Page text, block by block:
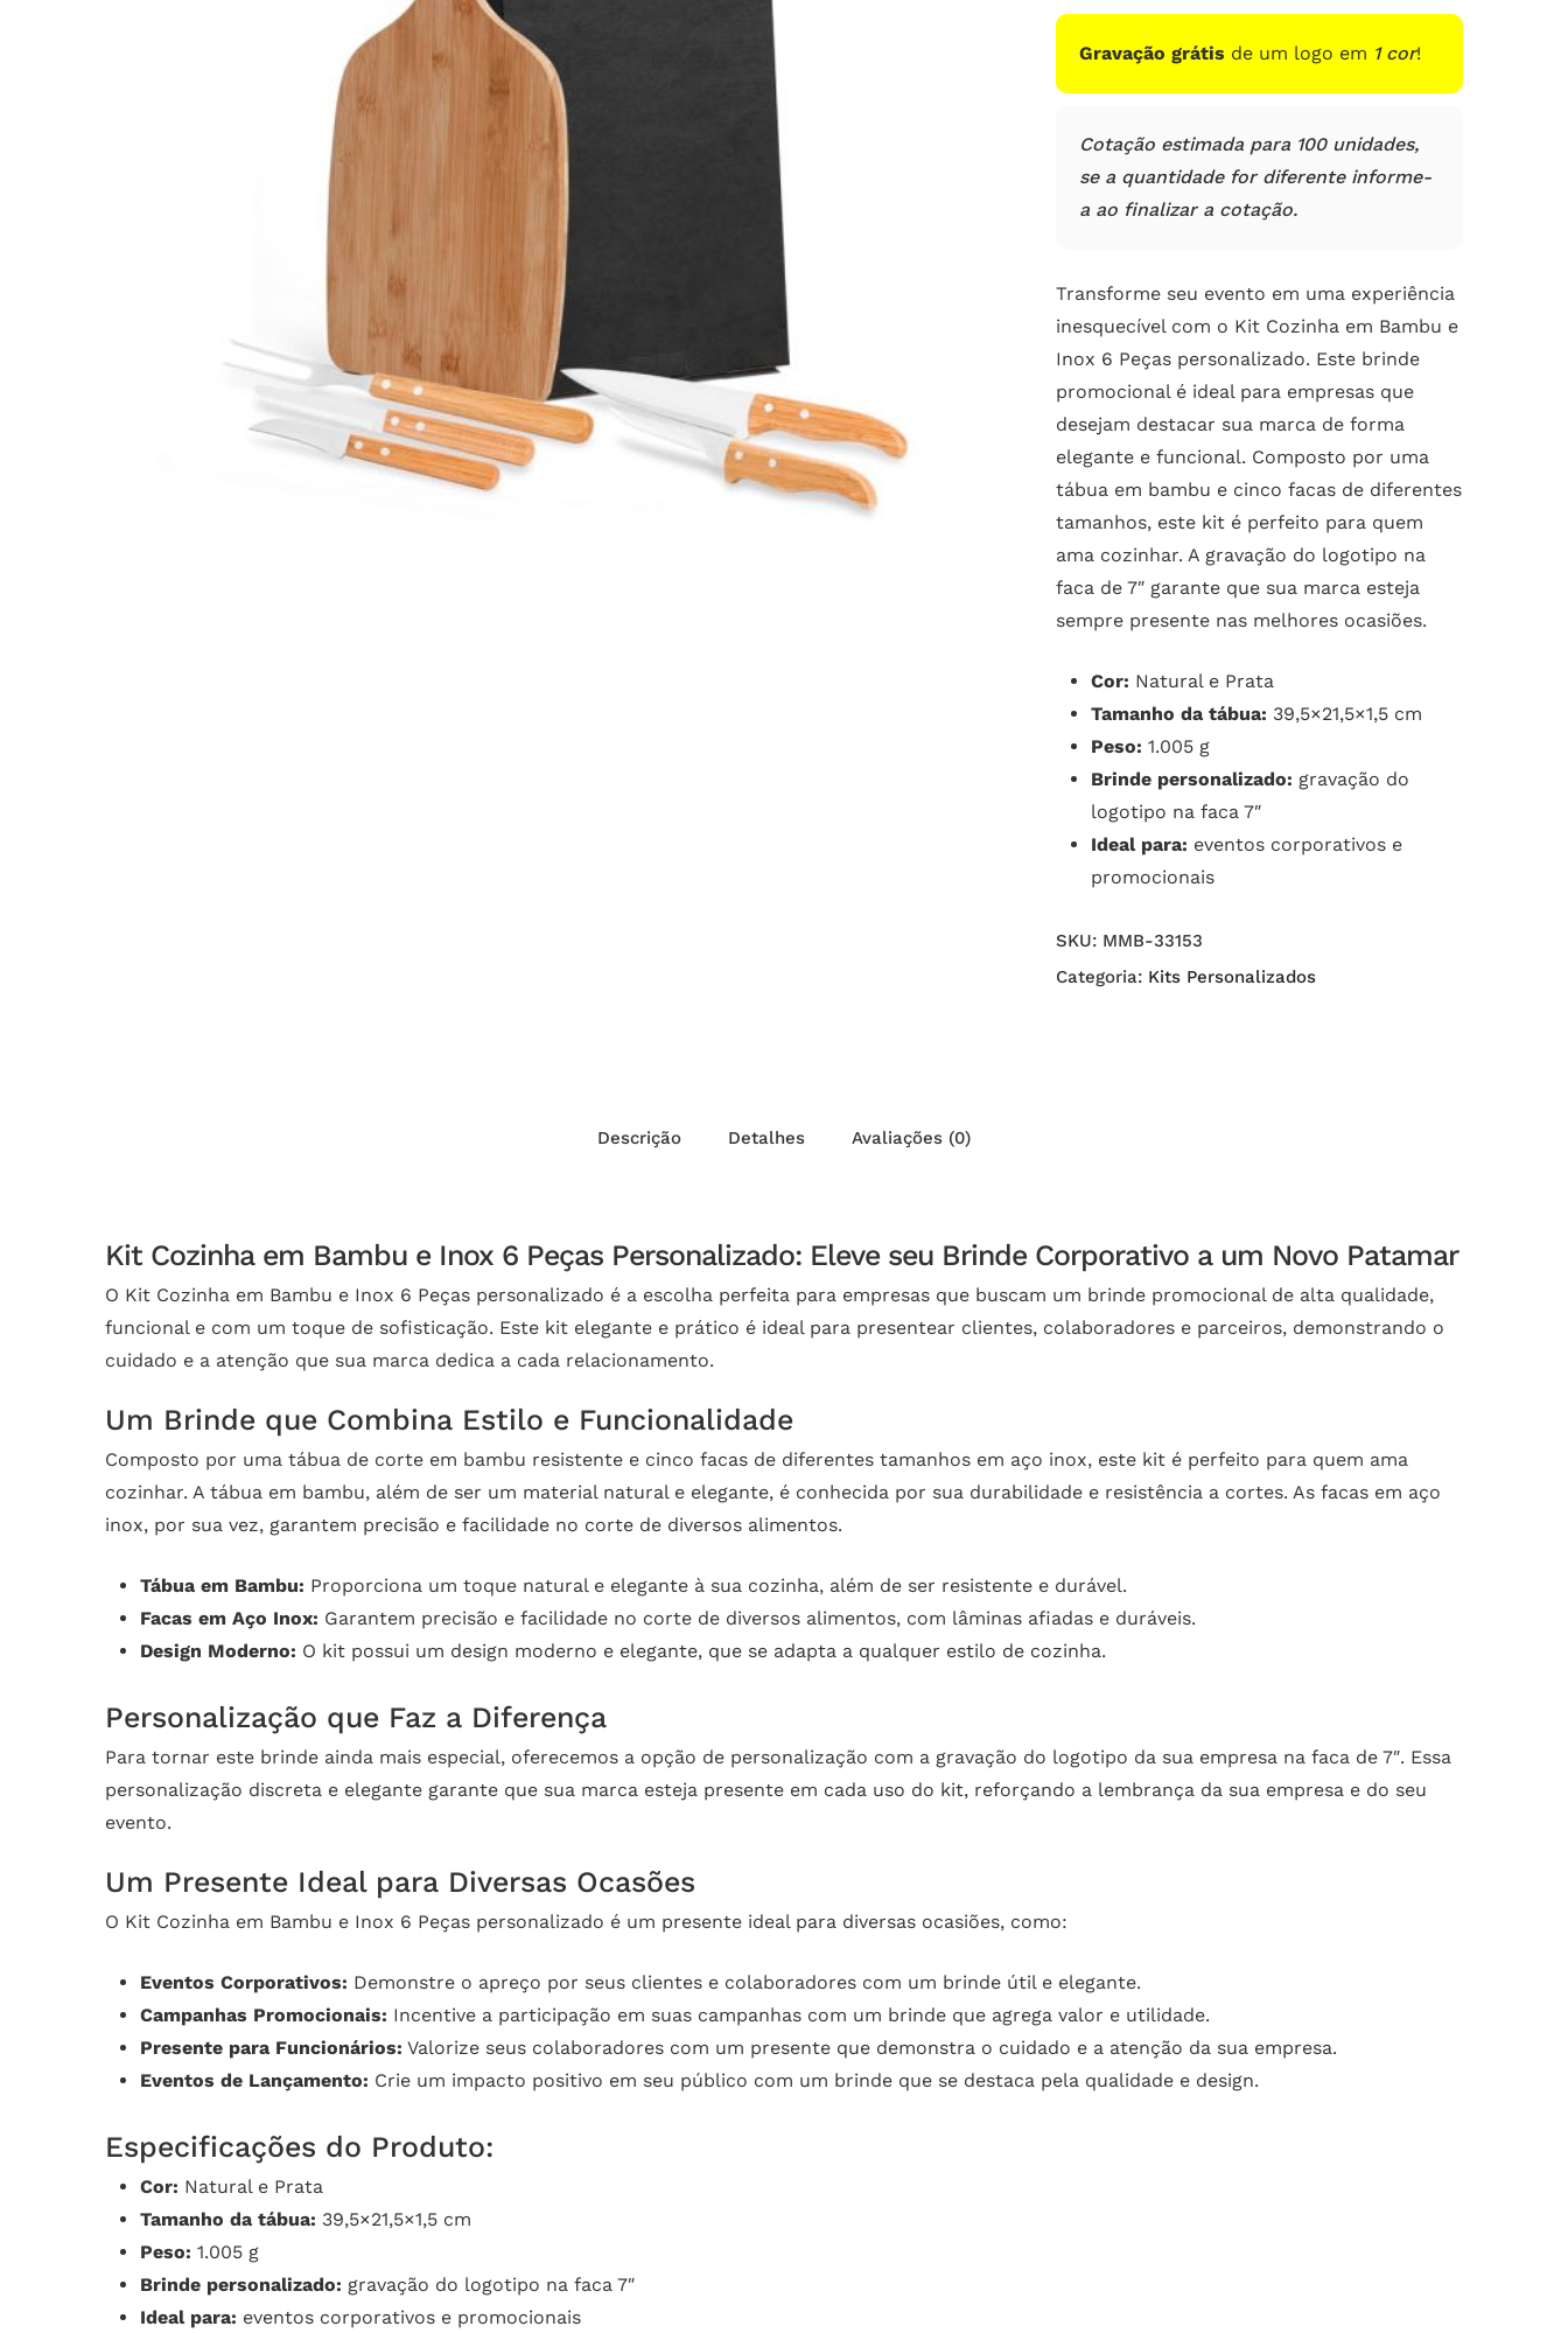
Gravação grátis de um logo em 1 cor!
Cotação estimada para 100 unidades,
se a quantidade for diferente informe-
a ao finalizar a cotação.
Transforme seu evento em uma experiência
inesquecível com o Kit Cozinha em Bambu e
Inox 6 Peças personalizado. Este brinde
promocional é ideal para empresas que
desejam destacar sua marca de forma
elegante e funcional. Composto por uma
tábua em bambu e cinco facas de diferentes
tamanhos, este kit é perfeito para quem
ama cozinhar. A gravação do logotipo na
faca de 7″ garante que sua marca esteja
sempre presente nas melhores ocasiões.
Cor: Natural e Prata
Tamanho da tábua: 39,5×21,5×1,5 cm
Peso: 1.005 g
Brinde personalizado: gravação do
logotipo na faca 7″
Ideal para: eventos corporativos e
promocionais
SKU: MMB-33153
Categoria: Kits Personalizados
Descrição Detalhes Avaliações (0)
Kit Cozinha em Bambu e Inox 6 Peças Personalizado: Eleve seu Brinde Corporativo a um Novo Patamar
O Kit Cozinha em Bambu e Inox 6 Peças personalizado é a escolha perfeita para empresas que buscam um brinde promocional de alta qualidade,
funcional e com um toque de sofisticação. Este kit elegante e prático é ideal para presentear clientes, colaboradores e parceiros, demonstrando o
cuidado e a atenção que sua marca dedica a cada relacionamento.
Um Brinde que Combina Estilo e Funcionalidade
Composto por uma tábua de corte em bambu resistente e cinco facas de diferentes tamanhos em aço inox, este kit é perfeito para quem ama
cozinhar. A tábua em bambu, além de ser um material natural e elegante, é conhecida por sua durabilidade e resistência a cortes. As facas em aço
inox, por sua vez, garantem precisão e facilidade no corte de diversos alimentos.
Tábua em Bambu: Proporciona um toque natural e elegante à sua cozinha, além de ser resistente e durável.
Facas em Aço Inox: Garantem precisão e facilidade no corte de diversos alimentos, com lâminas afiadas e duráveis.
Design Moderno: O kit possui um design moderno e elegante, que se adapta a qualquer estilo de cozinha.
Personalização que Faz a Diferença
Para tornar este brinde ainda mais especial, oferecemos a opção de personalização com a gravação do logotipo da sua empresa na faca de 7″. Essa
personalização discreta e elegante garante que sua marca esteja presente em cada uso do kit, reforçando a lembrança da sua empresa e do seu
evento.
Um Presente Ideal para Diversas Ocasões
O Kit Cozinha em Bambu e Inox 6 Peças personalizado é um presente ideal para diversas ocasiões, como:
Eventos Corporativos: Demonstre o apreço por seus clientes e colaboradores com um brinde útil e elegante.
Campanhas Promocionais: Incentive a participação em suas campanhas com um brinde que agrega valor e utilidade.
Presente para Funcionários: Valorize seus colaboradores com um presente que demonstra o cuidado e a atenção da sua empresa.
Eventos de Lançamento: Crie um impacto positivo em seu público com um brinde que se destaca pela qualidade e design.
Especificações do Produto:
Cor: Natural e Prata
Tamanho da tábua: 39,5×21,5×1,5 cm
Peso: 1.005 g
Brinde personalizado: gravação do logotipo na faca 7″
Ideal para: eventos corporativos e promocionais